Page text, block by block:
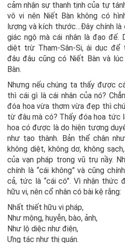
cảm nhận sự thanh tịnh của tự
vô vi nên Niết Bàn không có
lượng và kích thước…Đây chính là
giác ngộ mà cái nhân là đạo đế.
diệt trừ Tham-Sân-Si, ái dục
đâu đâu cũng có Niết Bàn và
Bàn.
Nhưng nếu chúng ta thấy được
thì cái gì là cái nhân của nó?
đóa hoa vừa thơm vừa đẹp thì
từ đâu mà có? Thấy đóa hoa tức
hoa có được là do hiện tượng
như tạo thành. Bản thể chân
không diệt, không dơ, không
của vạn pháp trong vũ trụ nầy.
chính là “cái không” và cũng
cả, tức là “cái có”. Vì nhận thức
hữu vi, nên cổ nhân có bài kệ rằng:
Nhất thiết hữu vi pháp,
Như mộng, huyễn, bào, ảnh,
Như lộ diệc như điện,
Ưng tác như thị quán.